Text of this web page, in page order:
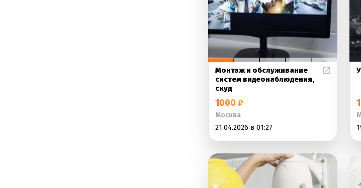
Монтаж и обслуживание
систем видеонаблюдения,
скуд
1000 ₽
Москва
21.04.2026 в 01:27